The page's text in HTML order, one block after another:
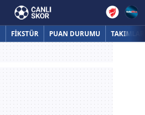
FİKSTÜR PUAN DURUMU TAKIMLAR